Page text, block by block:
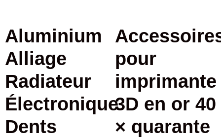
Aluminium
Alliage
Radiateur
Électronique
Dents
pour
imprimante
3D en or 40
× quarante